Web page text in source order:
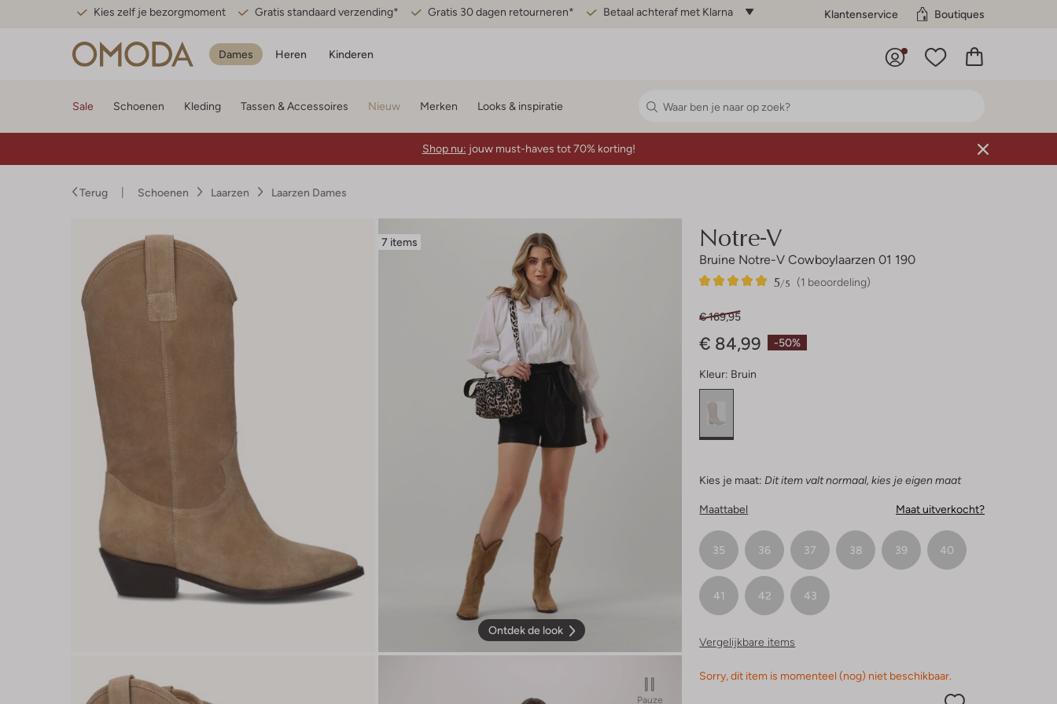
Kies zelf je bezorgmoment Gratis standaard verzending* Gratis 30 dagen retourneren* Betaal achteraf met Klarna Klantenservice Boutiques
Dames Heren Kinderen
Sale Schoenen Kleding Tassen & Accessoires Nieuw Merken Looks & inspiratie
Shop nu: jouw must-haves tot 70% korting!
Terug Schoenen Laarzen Laarzen Dames
7 items
Ontdek de look
Pauze
Notre-V
Bruine Notre-V Cowboylaarzen 01 190
(1 beoordeling)
5/5
1
5
-50%
€ 169,95
€ 84,99
Kleur: Bruin
Kies je maat: Dit item valt normaal, kies je eigen maat
Maattabel Maat uitverkocht?
35 36 37 38 39 40
41 42 43
Vergelijkbare items
Sorry, dit item is momenteel (nog) niet beschikbaar.